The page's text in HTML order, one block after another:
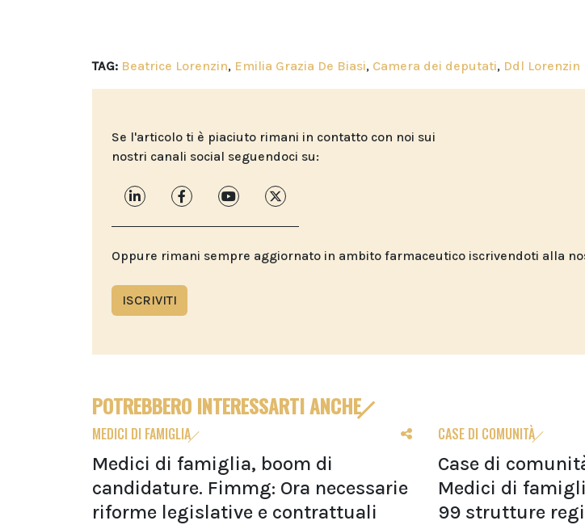
TAG: Beatrice Lorenzin, Emilia Grazia De Biasi, Camera dei deputati, Ddl Lorenzin
Se l'articolo ti è piaciuto rimani in contatto con noi sui
nostri canali social seguendoci su:
Oppure rimani sempre aggiornato in ambito farmaceutico iscrivendoti alla
ISCRIVITI
POTREBBERO INTERESSARTI ANCHE
MEDICI DI FAMIGLIA
Medici di famiglia, boom di
candidature. Fimmg: Ora necessarie
riforme legislative e contrattuali
CASE DI COMUNITÀ
Case di
Medici di
99 strutture